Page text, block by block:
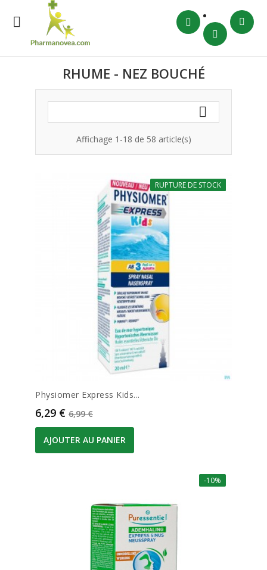

RHUME - NEZ BOUCHÉ

Affichage 1-18 de 58 article(s)
-10%
RUPTURE DE STOCK
Physiomer Express Kids...
Prix
6,29 € Prix de base
6,99 €
AJOUTER AU PANIER
-10%